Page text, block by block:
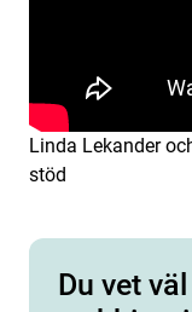
Linda Lekander
stöd
Du vet